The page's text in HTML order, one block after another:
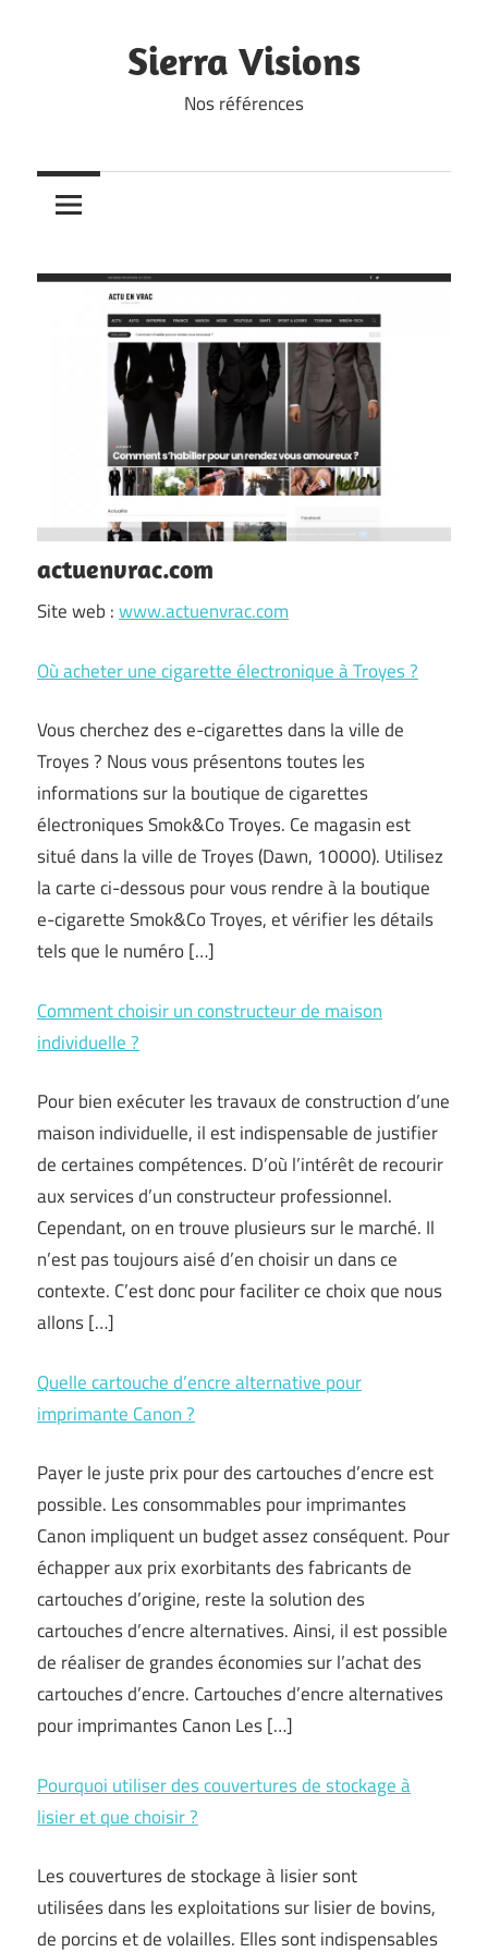
Sierra Visions
Nos références
actuenvrac.com
Site web :www.actuenvrac.com
Où acheter une cigarette électronique à Troyes ?
Vous cherchez des e-cigarettes dans la ville de
Troyes ? Nous vous présentons toutes les
informations sur la boutique de cigarettes
électroniques Smok&Co Troyes. Ce magasin est
situé dans la ville de Troyes (Dawn, 10000). Utilisez
la carte ci-dessous pour vous rendre à la boutique
e-cigarette Smok&Co Troyes, et vérifier les détails
tels que le numéro […]
Comment choisir un constructeur de maison
individuelle ?
Pour bien exécuter les travaux de construction d’une
maison individuelle, il est indispensable de justifier
de certaines compétences. D’où l’intérêt de recourir
aux services d’un constructeur professionnel.
Cependant, on en trouve plusieurs sur le marché. Il
n’est pas toujours aisé d’en choisir un dans ce
contexte. C’est donc pour faciliter ce choix que nous
allons […]
Quelle cartouche d’encre alternative pour
imprimante Canon ?
Payer le juste prix pour des cartouches d’encre est
possible. Les consommables pour imprimantes
Canon impliquent un budget assez conséquent. Pour
échapper aux prix exorbitants des fabricants de
cartouches d’origine, reste la solution des
cartouches d’encre alternatives. Ainsi, il est possible
de réaliser de grandes économies sur l’achat des
cartouches d’encre. Cartouches d’encre alternatives
pour imprimantes Canon Les […]
Pourquoi utiliser des couvertures de stockage à
lisier et que choisir ?
Les couvertures de stockage à lisier sont
utilisées dans les exploitations sur lisier de bovins,
de porcins et de volailles. Elles sont indispensables